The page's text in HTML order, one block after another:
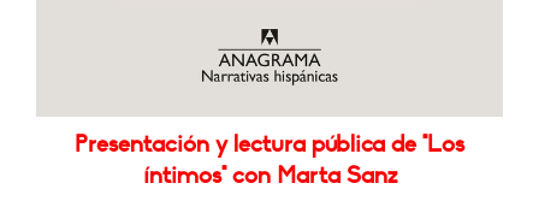
Presentación y lectura pública de "Los
íntimos" con Marta Sanz